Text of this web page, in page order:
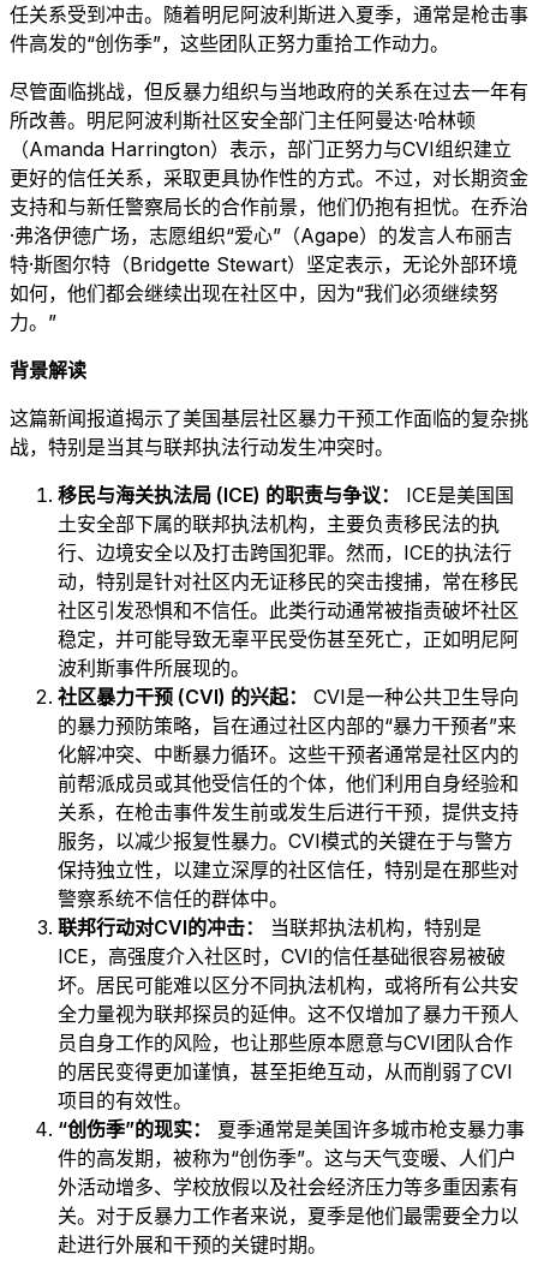
任关系受到冲击。随着明尼阿波利斯进入夏季，通常是枪击事
件高发的“创伤季”，这些团队正努力重拾工作动力。
尽管面临挑战，但反暴力组织与当地政府的关系在过去一年有
所改善。明尼阿波利斯社区安全部门主任阿曼达·哈林顿
（Amanda Harrington）表示，部门正努力与CVI组织建立
更好的信任关系，采取更具协作性的方式。不过，对长期资金
支持和与新任警察局长的合作前景，他们仍抱有担忧。在乔治
·弗洛伊德广场，志愿组织“爱心”（Agape）的发言人布丽吉
特·斯图尔特（Bridgette Stewart）坚定表示，无论外部环境
如何，他们都会继续出现在社区中，因为“我们必须继续努
力。”
背景解读
这篇新闻报道揭示了美国基层社区暴力干预工作面临的复杂挑
战，特别是当其与联邦执法行动发生冲突时。
移民与海关执法局 (ICE) 的职责与争议：
ICE是美国国
土安全部下属的联邦执法机构，主要负责移民法的执
行、边境安全以及打击跨国犯罪。然而，ICE的执法行
动，特别是针对社区内无证移民的突击搜捕，常在移民
社区引发恐惧和不信任。此类行动通常被指责破坏社区
稳定，并可能导致无辜平民受伤甚至死亡，正如明尼阿
波利斯事件所展现的。
社区暴力干预 (CVI) 的兴起：
CVI是一种公共卫生导向
的暴力预防策略，旨在通过社区内部的“暴力干预者”来
化解冲突、中断暴力循环。这些干预者通常是社区内的
前帮派成员或其他受信任的个体，他们利用自身经验和
关系，在枪击事件发生前或发生后进行干预，提供支持
服务，以减少报复性暴力。CVI模式的关键在于与警方
保持独立性，以建立深厚的社区信任，特别是在那些对
警察系统不信任的群体中。
联邦行动对CVI的冲击：
当联邦执法机构，特别是
ICE，高强度介入社区时，CVI的信任基础很容易被破
坏。居民可能难以区分不同执法机构，或将所有公共安
全力量视为联邦探员的延伸。这不仅增加了暴力干预人
员自身工作的风险，也让那些原本愿意与CVI团队合作
的居民变得更加谨慎，甚至拒绝互动，从而削弱了CVI
项目的有效性。
“创伤季”的现实：
夏季通常是美国许多城市枪支暴力事
件的高发期，被称为“创伤季”。这与天气变暖、人们户
外活动增多、学校放假以及社会经济压力等多重因素有
关。对于反暴力工作者来说，夏季是他们最需要全力以
赴进行外展和干预的关键时期。